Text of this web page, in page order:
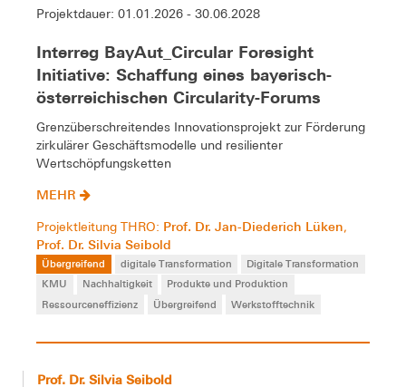
Projektdauer: 01.01.2026 - 30.06.2028
Interreg BayAut_Circular Foresight
Initiative: Schaffung eines bayerisch-
österreichischen Circularity-Forums
Grenzüberschreitendes Innovationsprojekt zur Förderung
zirkulärer Geschäftsmodelle und resilienter
Wertschöpfungsketten
MEHR
Projektleitung THRO: Prof. Dr. Jan-Diederich Lüken,
Prof. Dr. Silvia Seibold
Übergreifend digitale Transformation
Digitale Transformation
KMU
Nachhaltigkeit
Produkte und Produktion
Ressourceneffizienz
Übergreifend Werkstofftechnik
Prof. Dr. Silvia Seibold